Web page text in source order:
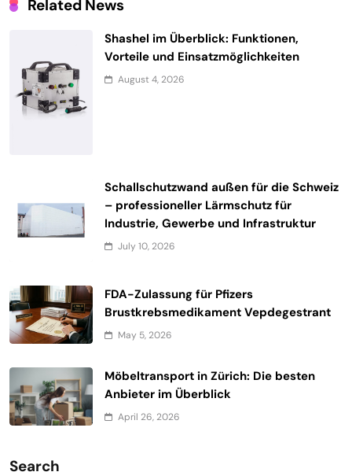
Related News
Shashel im Überblick: Funktionen,
Vorteile und Einsatzmöglichkeiten
August 4, 2026
Schallschutzwand außen für die Schweiz
– professioneller Lärmschutz für
Industrie, Gewerbe und Infrastruktur
July 10, 2026
FDA-Zulassung für Pfizers
Brustkrebsmedikament Vepdegestrant
May 5, 2026
Möbeltransport in Zürich: Die besten
Anbieter im Überblick
April 26, 2026
Search